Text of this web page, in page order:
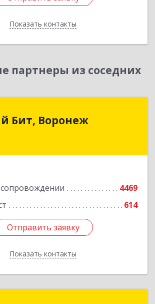
Показать контакты
Назад
партнеры из соседних
Бит, Воронеж
4469
614
Отправить заявку
Показать контакты
1С:Первый Бит, Воронеж
обл, Воронеж г, 20-летия
Отправить заявку
Назад